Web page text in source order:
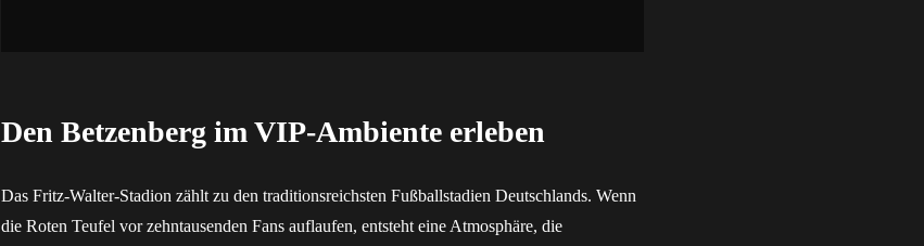
Den Betzenberg im VIP-Ambiente erleben
Das Fritz-Walter-Stadion zählt zu den traditionsreichsten Fußballstadien Deutschlands. Wenn
die Roten Teufel vor zehntausenden Fans auflaufen, entsteht eine Atmosphäre, die